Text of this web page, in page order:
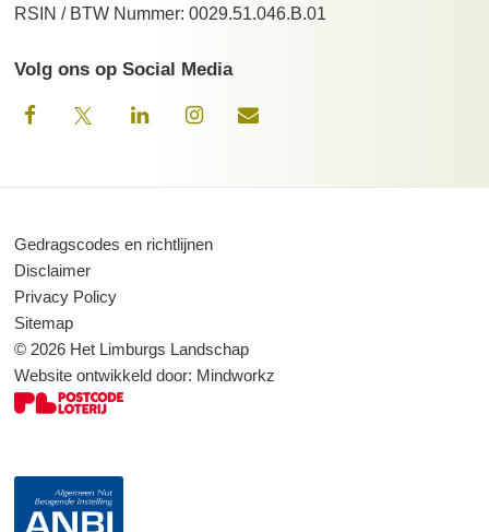
RSIN / BTW Nummer: 0029.51.046.B.01
Volg ons op Social Media
Gedragscodes en richtlijnen
Disclaimer
Privacy Policy
Sitemap
© 2026 Het Limburgs Landschap
Website ontwikkeld door: Mindworkz